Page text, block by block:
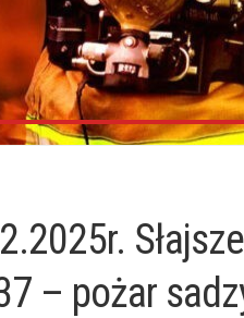
– pożar